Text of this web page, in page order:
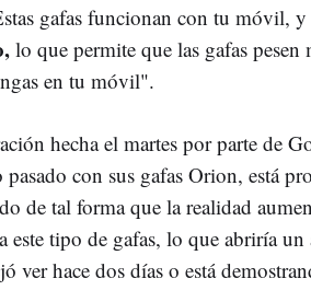
gafas funcionan con tu móvil, y
lo que permite que las gafas
en tu móvil".
hecha el martes por parte de
pasado con sus gafas Orion, está
de tal forma que la realidad
este tipo de gafas, lo que abriría
ver hace dos días o está